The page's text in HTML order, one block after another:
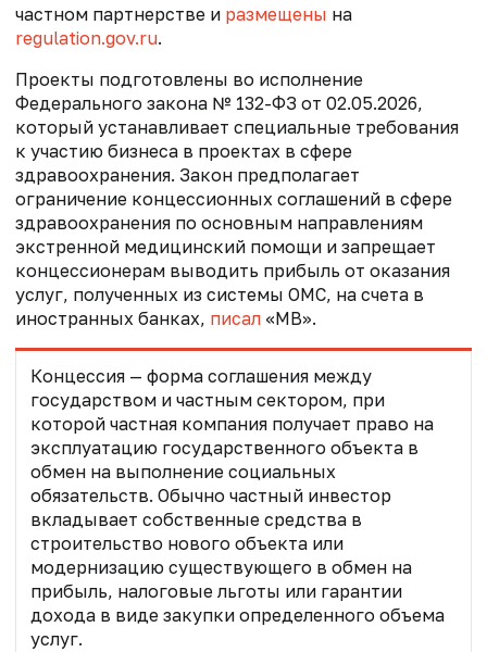
частном партнерстве и размещены на
regulation.gov.ru.
Проекты подготовлены во исполнение
Федерального закона № 132-ФЗ от 02.05.2026,
который устанавливает специальные требования
к участию бизнеса в проектах в сфере
здравоохранения. Закон предполагает
ограничение концессионных соглашений в сфере
здравоохранения по основным направлениям
экстренной медицинский помощи и запрещает
концессионерам выводить прибыль от оказания
услуг, полученных из системы ОМС, на счета в
иностранных банках, писал «МВ».
Концессия — форма соглашения между
государством и частным сектором, при
которой частная компания получает право на
эксплуатацию государственного объекта в
обмен на выполнение социальных
обязательств. Обычно частный инвестор
вкладывает собственные средства в
строительство нового объекта или
модернизацию существующего в обмен на
прибыль, налоговые льготы или гарантии
дохода в виде закупки определенного объема
услуг.